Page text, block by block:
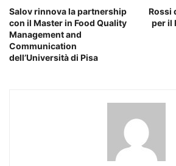
Salov rinnova la partnership
con il Master in Food Quality
Management and
Communication
dell’Università di Pisa
Rossi
per il